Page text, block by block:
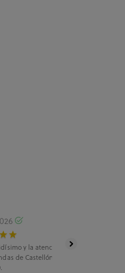
y la atención telefónica, tanto
de Castellón como Salamanca ha